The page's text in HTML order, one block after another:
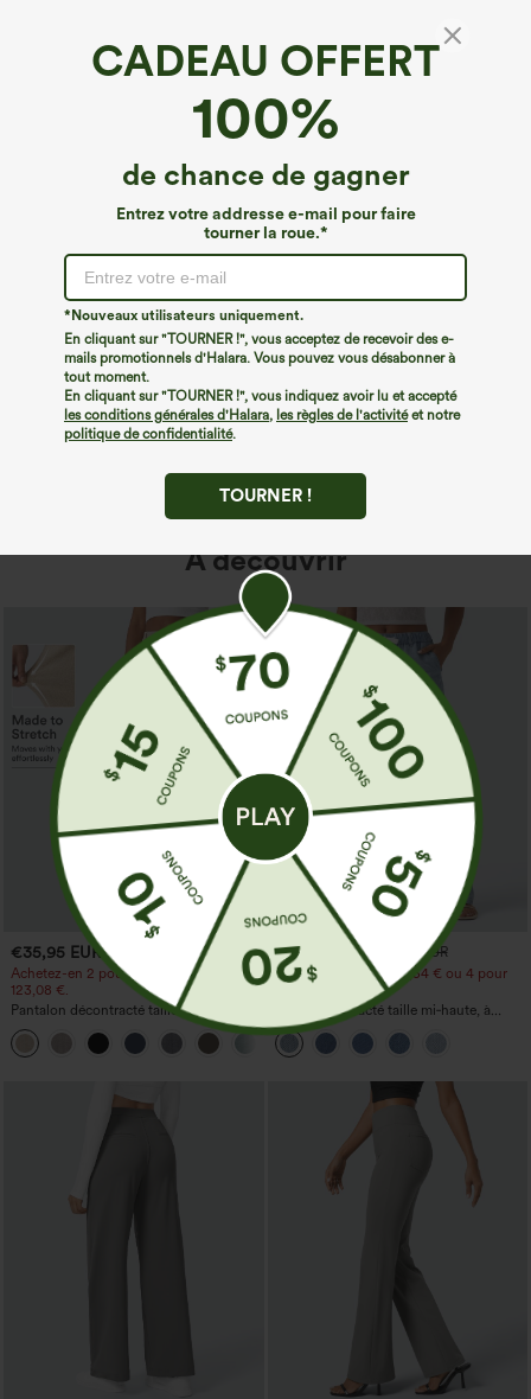
CADEAU OFFERT
100%
de chance de gagner
Entrez votre addresse e-mail pour faire
tourner la roue.*
*Nouveaux utilisateurs uniquement.
En cliquant sur "TOURNER !", vous acceptez de recevoir des e-
mails promotionnels d'Halara. Vous pouvez vous désabonner à
tout moment.
En cliquant sur "TOURNER !", vous indiquez avoir lu et accepté
les conditions générales d'Halara, les règles de l'activitéet notre
politique de confidentialité.
TOURNER !
Nous ne semblons pas pouvoir trouver la page que
vous recherchez.
Acheter plus
À découvrir
€35,95 EUR
Achetez-en 2 pour 61,54 € ou 4 pour
123,08 €.
Pantalon décontracté taille haute à
jambe droite, effet lin, avec poches
+5
€44,95 EUR
€49,95 EUR
Achetez-en 2 pour 61,54 € ou 4 pour
Jean décontracté taille mi‑haute, à
cordon de serrage, avec poches